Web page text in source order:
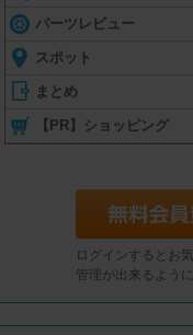
パーツレビュー
スポット
まとめ
【PR】ショッピング
ログインするとお
管理が出来るよう